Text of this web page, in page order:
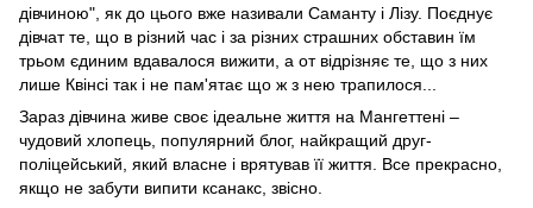
дівчиною", як до цього вже називали Саманту і Лізу. Поєднує
дівчат те, що в різний час і за різних страшних обставин їм
трьом єдиним вдавалося вижити, а от відрізняє те, що з них
лише Квінсі так і не пам'ятає що ж з нею трапилося...
Зараз дівчина живе своє ідеальне життя на Мангеттені –
чудовий хлопець, популярний блог, найкращий друг-
поліцейський, який власне і врятував її життя. Все прекрасно,
якщо не забути випити ксанакс, звісно.